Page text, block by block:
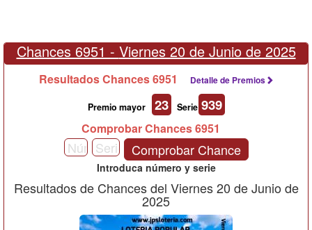
Chances 6951 - Viernes 20 de Junio de 2025
Resultados Chances 6951 Detalle de Premios
Premio mayor 23 Serie 939
Comprobar Chances 6951
Comprobar Chance
Introduca número y serie
Resultados de Chances del Viernes 20 de Junio de
2025